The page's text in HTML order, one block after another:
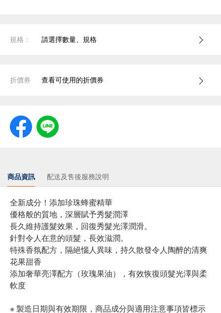
規格： 請選擇數量、規格
折價券 查看可使用的折價券
商品資訊 配送及售後服務說明
全新成分！添加珍珠蜂蜜精華
優格般的質地，深層賦予秀髮潤澤
長久維持護髮效果，回復秀髮光澤潤滑。
針對令人在意的頭髮，長效滋潤。
特殊香氛配方，隔絕惱人異味，持久散發令人陶醉的清爽
花果甜香
添加奢華亮澤配方（玫瑰果油），有效恢復頭髮光澤與柔
軟度
※ 製造日期與有效期限，商品成分與適用注意事項皆標示